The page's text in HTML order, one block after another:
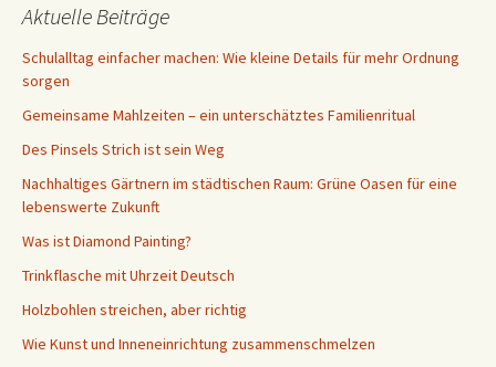
Aktuelle Beiträge
Schulalltag einfacher machen: Wie kleine Details für mehr Ordnung
sorgen
Gemeinsame Mahlzeiten – ein unterschätztes Familienritual
Des Pinsels Strich ist sein Weg
Nachhaltiges Gärtnern im städtischen Raum: Grüne Oasen für eine
lebenswerte Zukunft
Was ist Diamond Painting?
Trinkflasche mit Uhrzeit Deutsch
Holzbohlen streichen, aber richtig
Wie Kunst und Inneneinrichtung zusammenschmelzen